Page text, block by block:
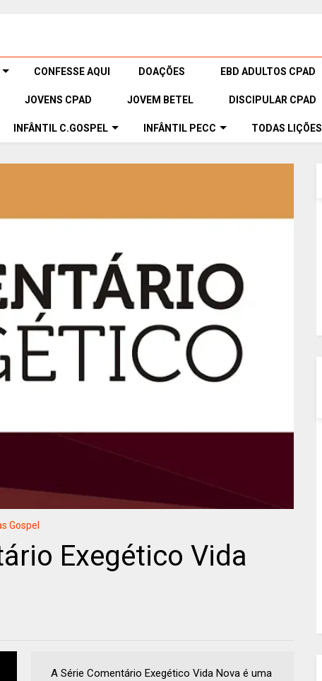
CONFESSE AQUI DOAÇÕES EBD ADULTOS CPAD
JOVENS CPAD JOVEM BETEL DISCIPULAR CPAD
INFÂNTIL C.GOSPEL INFÂNTIL PECC TODAS LIÇÕES
Gospel
Exegético Vida
A Série Comentário Exegético Vida Nova é uma